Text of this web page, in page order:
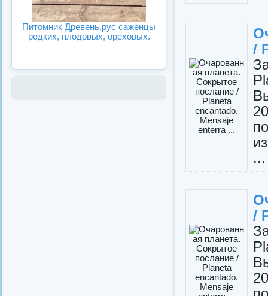
/
...
/
Питомник Древень.рус саженцы
редких, плодовых, ореховых.